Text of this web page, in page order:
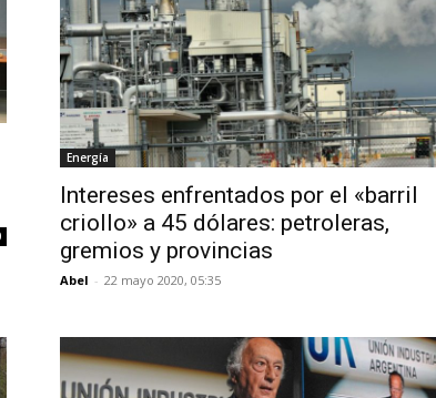
Energía
Intereses enfrentados por el «barril
criollo» a 45 dólares: petroleras,
gremios y provincias
Abel - 22 mayo 2020, 05:35